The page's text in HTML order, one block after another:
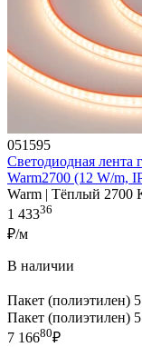
051595
Светодиодная лента
Warm2700 (12 W/m,
Warm | Тёплый 2700
1 43336
₽/м
В наличии
Пакет (полиэтилен)
Пакет (полиэтилен)
7 16680₽